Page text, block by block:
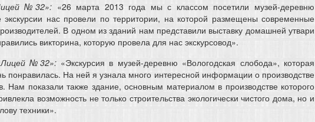
№32»:«26 марта 2013 года мы с классом посетили музей-деревню
нас провели по территории, на которой размещены современные
В одном из зданий нам представили выставку домашней утвари
викторина, которую провела для нас экскурсовод».
№32»:«Экскурсия в музей-деревню «Вологодская слобода», которая
понравилась. На ней я узнала много интересной информации о производстве
показали также здание, основным материалом в производстве которого
возможность не только строительства экологически чистого дома, но и
техники».